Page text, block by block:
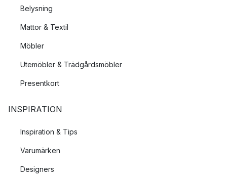
Belysning
Mattor & Textil
Möbler
Utemöbler & Trädgårdsmöbler
Presentkort
INSPIRATION
Inspiration & Tips
Varumärken
Designers